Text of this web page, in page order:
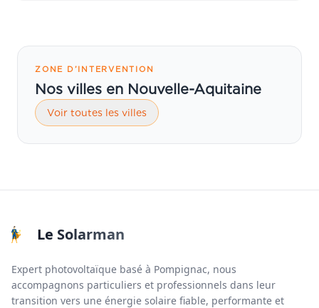
ZONE D’INTERVENTION
Nos villes en Nouvelle-Aquitaine
Voir toutes les villes
Le Solarman
Expert photovoltaïque basé à Pompignac, nous
accompagnons particuliers et professionnels dans leur
transition vers une énergie solaire fiable, performante et